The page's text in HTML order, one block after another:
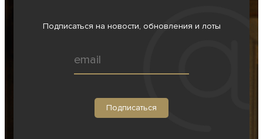
Подписаться на новости, обновления и лоты